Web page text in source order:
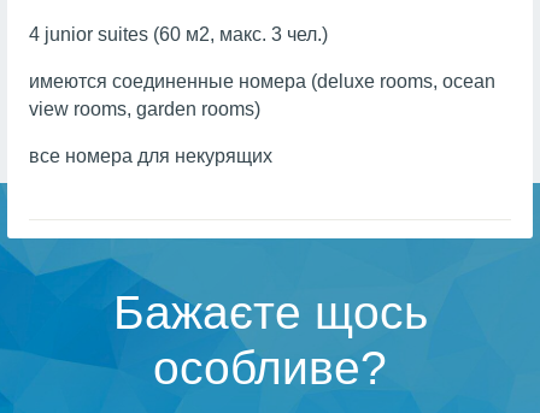
4 junior suites (60 м2, макс. 3 чел.)
имеются соединенные номера (deluxe rooms, оcean
view rooms, garden rooms)
все номера для некурящих
Бажаєте щось
особливе?